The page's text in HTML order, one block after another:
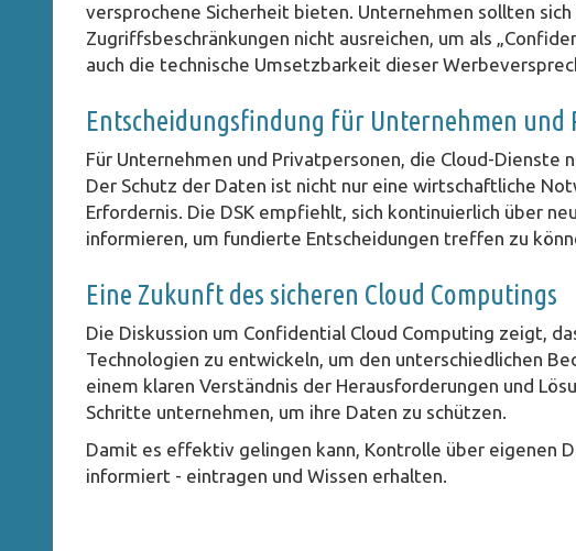
versprochene Sicherheit bieten. Unternehmen sollten
Zugriffsbeschränkungen nicht ausreichen, um als
auch die technische Umsetzbarkeit dieser
Entscheidungsfindung für Unternehmen und
Für Unternehmen und Privatpersonen, die Cloud-
Der Schutz der Daten ist nicht nur eine wirtschaftliche
Erfordernis. Die DSK empfiehlt, sich kontinuierlich über
informieren, um fundierte Entscheidungen treffen zu
Eine Zukunft des sicheren Cloud Computings
Die Diskussion um Confidential Cloud Computing zeigt,
Technologien zu entwickeln, um den unterschiedlichen
einem klaren Verständnis der Herausforderungen und
Schritte unternehmen, um ihre Daten zu schützen.
Damit es effektiv gelingen kann, Kontrolle über eigenen
informiert - eintragen und Wissen erhalten.